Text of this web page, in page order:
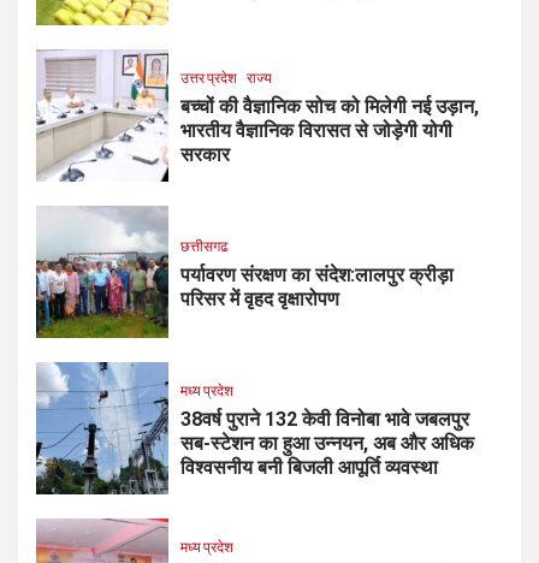
उत्तर प्रदेश राज्य
बच्चों की वैज्ञानिक सोच को मिलेगी नई उड़ान,
भारतीय वैज्ञानिक विरासत से जोड़ेगी योगी
सरकार
छत्तीसगढ
पर्यावरण संरक्षण का संदेश:लालपुर क्रीड़ा
परिसर में वृहद वृक्षारोपण
मध्य प्रदेश
38वर्ष पुराने 132 केवी विनोबा भावे जबलपुर
सब-स्टेशन का हुआ उन्नयन, अब और अधिक
विश्वसनीय बनी बिजली आपूर्ति व्यवस्था
मध्य प्रदेश